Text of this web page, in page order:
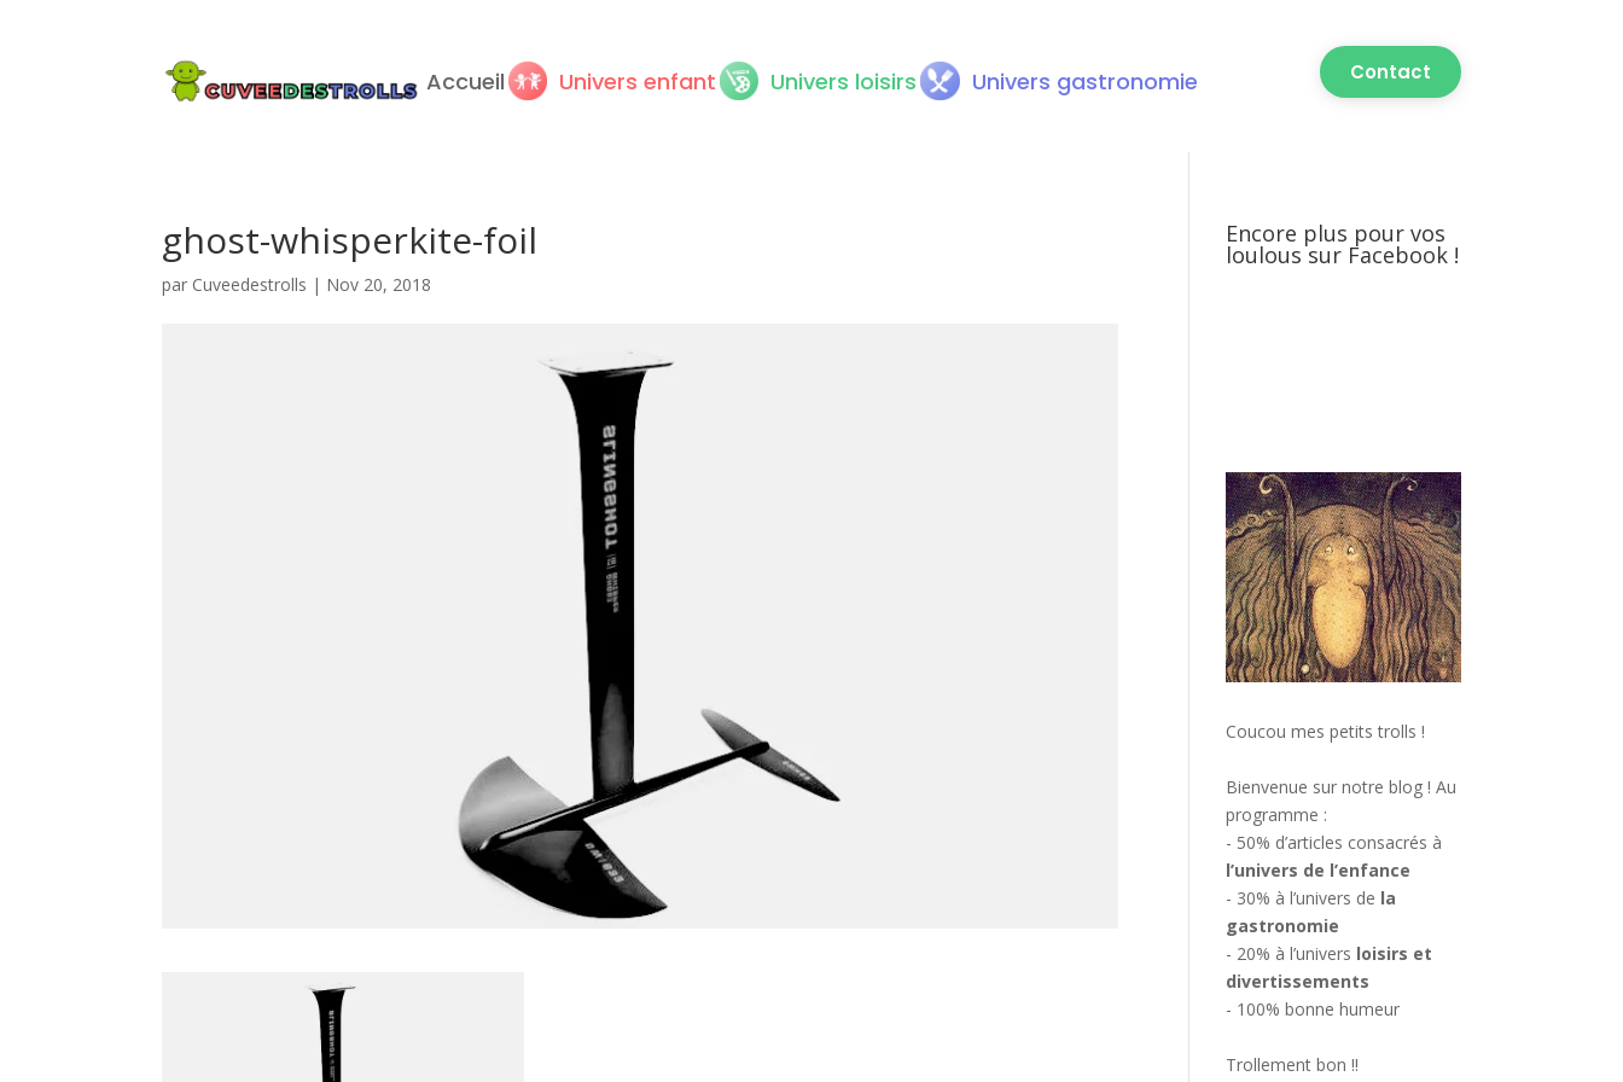
Accueil Univers enfant Univers loisirs Univers gastronomie Contact
ghost-whisperkite-foil
par Cuveedestrolls | Nov 20, 2018
Encore plus pour vos
loulous sur Facebook !
Coucou mes petits trolls !
Bienvenue sur notre blog ! Au
programme :
- 50% d’articles consacrés à
l’univers de l’enfance
- 30% à l’univers de la
gastronomie
- 20% à l’univers loisirs et
divertissements
- 100% bonne humeur
Trollement bon !!